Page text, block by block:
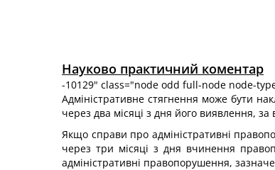
Науково практичний коментар
-10129" class="node odd full-node node-
Адміністративне стягнення може бути
через два місяці з дня його виявлення, за
Якщо справи про адміністративні
через три місяці з дня вчинення
адміністративні правопорушення,